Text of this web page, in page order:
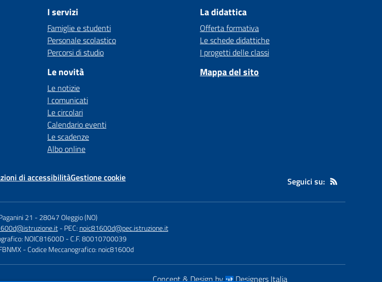
I servizi
Famiglie e studenti
Personale scolastico
Percorsi di studio
Le novità
Le notizie
I comunicati
Le circolari
Calendario eventi
Le scadenze
Albo online
La didattica
Offerta formativa
Le schede didattiche
I progetti delle classi
Mappa del sito
di accessibilitàGestione cookie Seguici su:
21 -28047 Oleggio (NO)
- PEC: noic81600d@pec.istruzione.it
NOIC81600D- C.F. 80010700039
- Codice Meccanografico: noic81600d
Concept & Design by Designers Italia